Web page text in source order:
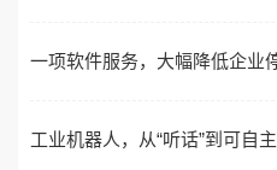
一项软件服务，大幅降低企业
工业机器人，从“听话”到可自